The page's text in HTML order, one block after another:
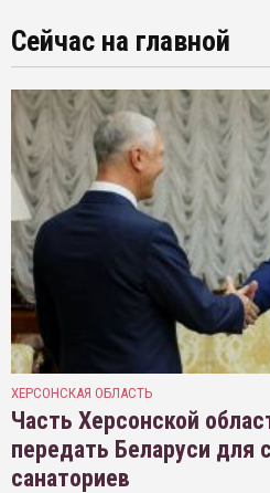
Сейчас на главной
ХЕРСОНСКАЯ ОБЛАСТЬ
Часть Херсонской
передать Беларуси для
санаториев